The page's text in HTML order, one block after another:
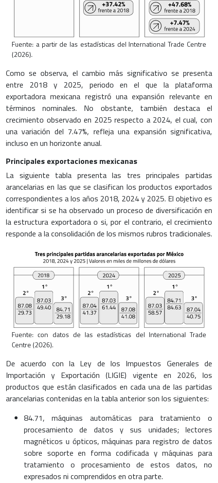
Fuente: a partir de las estadísticas del International Trade Centre
(2026).
Como se observa, el cambio más significativo se presenta
entre 2018 y 2025, periodo en el que la plataforma
exportadora mexicana registró una expansión relevante en
términos nominales. No obstante, también destaca el
crecimiento observado en 2025 respecto a 2024, el cual, con
una variación del 7.47%, refleja una expansión significativa,
incluso en un horizonte anual.
Principales exportaciones mexicanas
La siguiente tabla presenta las tres principales partidas
arancelarias en las que se clasifican los productos exportados
correspondientes a los años 2018, 2024 y 2025. El objetivo es
identificar si se ha observado un proceso de diversificación en
la estructura exportadora o si, por el contrario, el crecimiento
responde a la consolidación de los mismos rubros tradicionales.
Fuente: con datos de las estadísticas del International Trade
Centre (2026).
De acuerdo con la Ley de los Impuestos Generales de
Importación y Exportación (LIGIE) vigente en 2026, los
productos que están clasificados en cada una de las partidas
arancelarias contenidas en la tabla anterior son los siguientes:
84.71, máquinas automáticas para tratamiento o
procesamiento de datos y sus unidades; lectores
magnéticos u ópticos, máquinas para registro de datos
sobre soporte en forma codificada y máquinas para
tratamiento o procesamiento de estos datos, no
expresados ni comprendidos en otra parte.